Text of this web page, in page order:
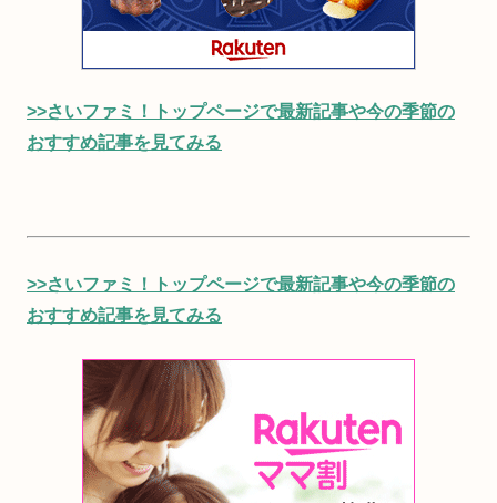
>>さいファミ！トップページで最新記事や今の季節の
おすすめ記事を見てみる
>>さいファミ！トップページで最新記事や今の季節の
おすすめ記事を見てみる